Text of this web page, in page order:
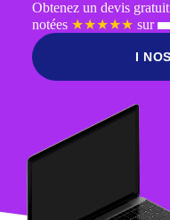
Obtenez un devis
notées ★★★★★ sur
I